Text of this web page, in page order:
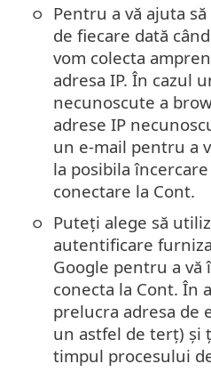
Pentru a vă ajuta
de fiecare dată
vom colecta
adresa IP. În cazul
necunoscute a
adrese IP
un e-mail pentru a
la posibila
conectare la Cont.
Puteți alege să
autentificare
Google pentru a vă
conecta la Cont. În
prelucra adresa de
un astfel de terț) și
timpul procesului